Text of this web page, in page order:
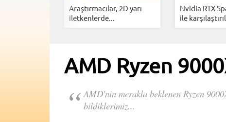
Araştırmacılar, 2D yarı
iletkenlerde...
Nvidia RTX
ile
AMD Ryzen
AMD'nin merakla beklenen Ryzen
bildiklerimiz...